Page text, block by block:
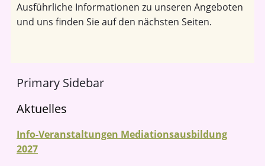
Ausführliche Informationen zu unseren Angeboten
und uns finden Sie auf den nächsten Seiten.
Primary Sidebar
Aktuelles
Info-Veranstaltungen Mediationsausbildung
2027